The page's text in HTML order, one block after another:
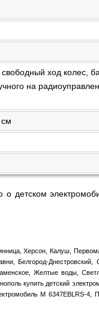
ход колес,
на
см
детском
Херсон, Калуш,
Белгород-
Желтые воды,
купить детский
M 6347EBLRS-4,